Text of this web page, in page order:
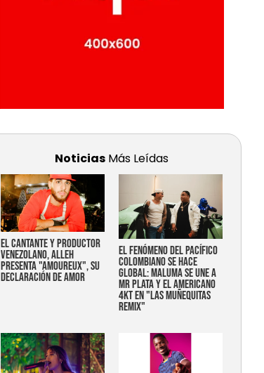
Noticias Más Leídas
EL CANTANTE Y PRODUCTOR
VENEZOLANO, ALLEH
PRESENTA "AMOUREUX", SU
DECLARACIÓN DE AMOR
EL FENÓMENO DEL PACÍFICO
COLOMBIANO SE HACE
GLOBAL: MALUMA SE UNE A
MR PLATA Y EL AMERICANO
4KT EN "LAS MUÑEQUITAS
REMIX"